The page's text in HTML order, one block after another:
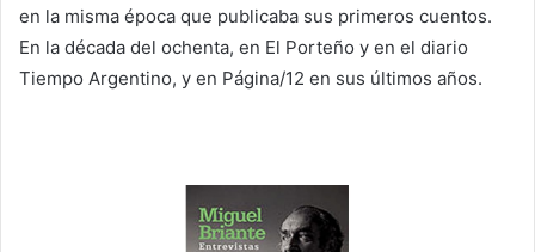
en la misma época que publicaba sus primeros cuentos.
En la década del ochenta, en El Porteño y en el diario
Tiempo Argentino, y en Página/12 en sus últimos años.